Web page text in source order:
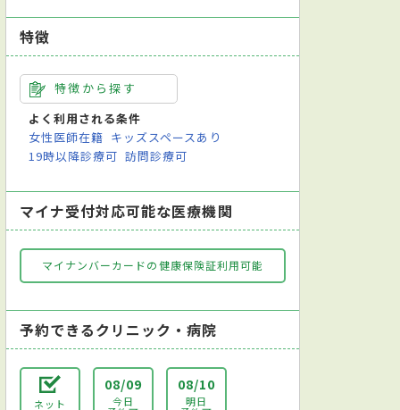
特徴
特徴から探す
よく利用される条件
女性医師在籍 キッズスペースあり
19時以降診療可 訪問診療可
マイナ受付対応可能な医療機関
マイナンバーカードの健康保険証利用可能
予約できるクリニック・病院
ネット
08/09
今日
08/10
明日